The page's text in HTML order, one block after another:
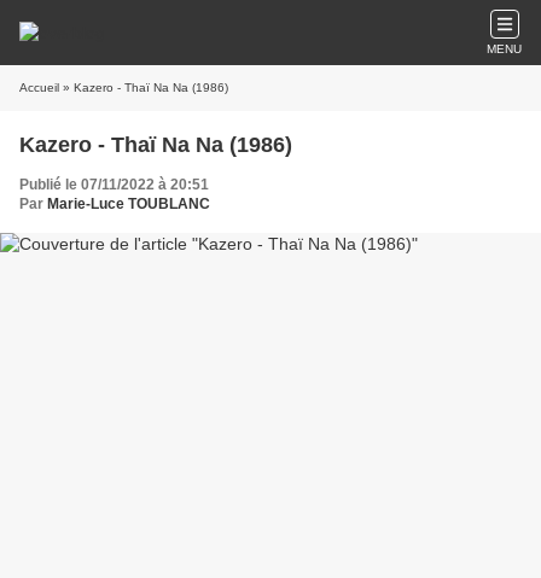
MENU
Accueil » Kazero - Thaï Na Na (1986)
Kazero - Thaï Na Na (1986)
Publié le 07/11/2022 à 20:51
Par Marie-Luce TOUBLANC